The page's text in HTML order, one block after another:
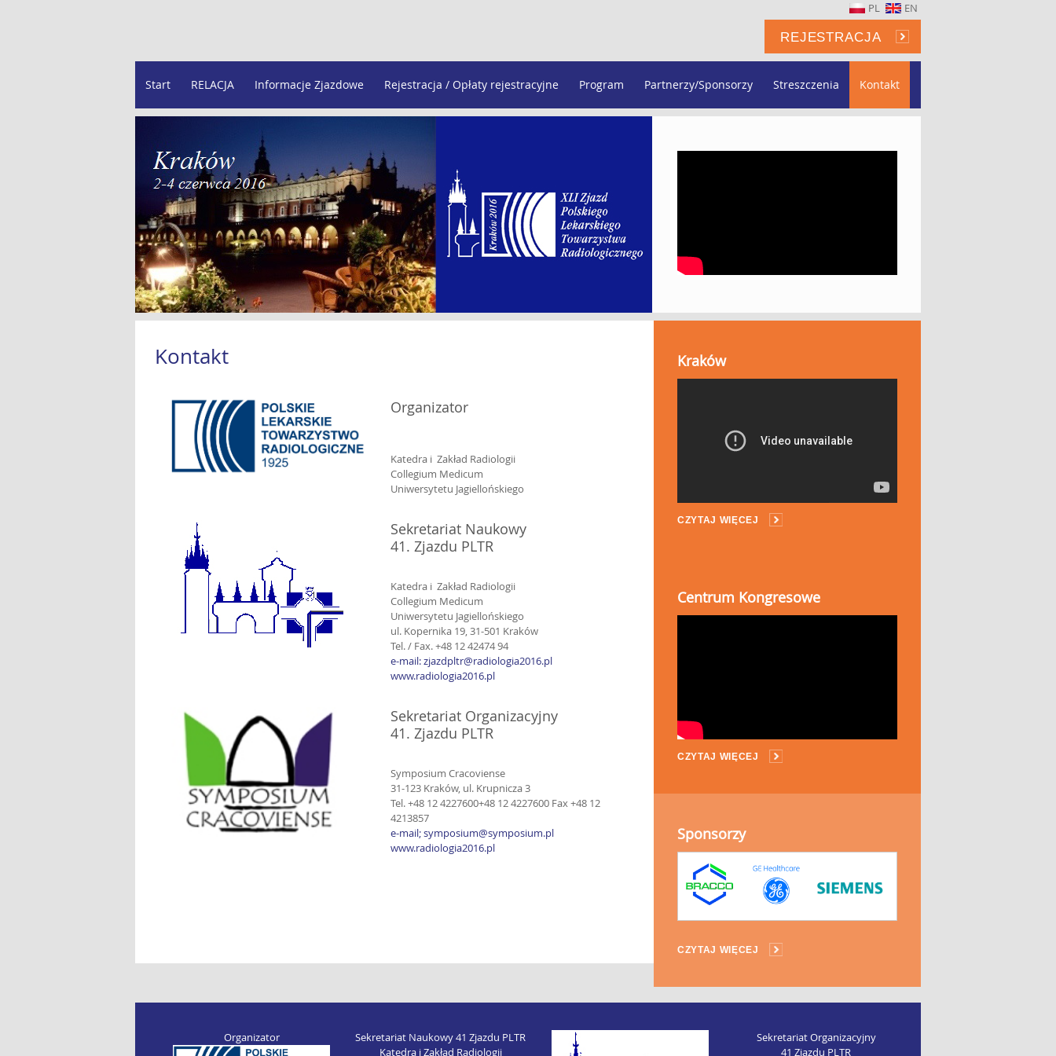
PL EN
REJESTRACJA
Start RELACJA Informacje Zjazdowe Rejestracja / Opłaty rejestracyjne Program Partnerzy/Sponsorzy Streszczenia Kontakt
Kontakt
Organizator
Katedra i Zakład Radiologii
Collegium Medicum
Uniwersytetu Jagiellońskiego
Sekretariat Naukowy
41. Zjazdu PLTR
Katedra i Zakład Radiologii
Collegium Medicum
Uniwersytetu Jagiellońskiego
ul. Kopernika 19, 31-501 Kraków
Tel. / Fax. +48 12 42474 94
e-mail: zjazdpltr@radiologia2016.pl
www.radiologia2016.pl
Sekretariat Organizacyjny
41. Zjazdu PLTR
Symposium Cracoviense
31-123 Kraków, ul. Krupnicza 3
Tel.+48 12 4227600+48 12 4227600 Fax +48 12
4213857
e-mail; symposium@symposium.pl
www.radiologia2016.pl
Kraków
CZYTAJ WIĘCEJ
Centrum Kongresowe
CZYTAJ WIĘCEJ
Sponsorzy
CZYTAJ WIĘCEJ
Organizator
Sekretariat Naukowy 41 Zjazdu PLTR
Katedra i Zakład Radiologii
Sekretariat Organizacyjny
41 Zjazdu PLTR